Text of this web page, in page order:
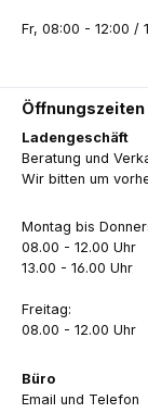
Fr, 08:00 - 12:00 /
Öffnungszeiten
Ladengeschäft
Beratung und
Wir bitten um
Montag bis
08.00 - 12.00 Uhr
13.00 - 16.00 Uhr
Freitag:
08.00 - 12.00 Uhr
Büro
Email und Telefon